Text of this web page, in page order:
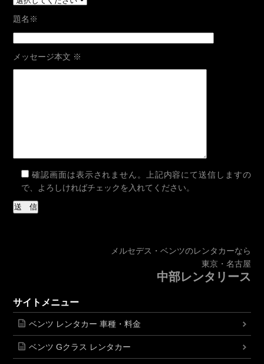
題名 ※
メッセージ本文 ※
確認画面は表示されません。上記内容にて送信しますの
で、よろしければチェックを入れてください。
メルセデス・ベンツのレンタカーなら
東京・名古屋
中部レンタリース
サイトメニュー
ベンツ レンタカー 車種・料金
ベンツ Gクラス レンタカー